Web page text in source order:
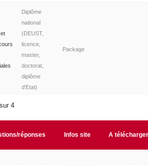
Diplôme
national
(DEUST,
licence,
master,
doctorat,
diplôme
d'Etat)
Package
4
réponses Infos site A télécharger